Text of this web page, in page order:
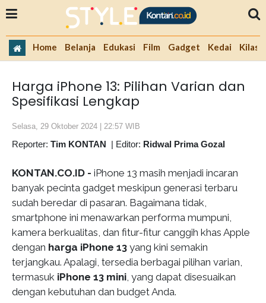
Home Belanja Edukasi Film Gadget Kedai Kilas
Harga iPhone 13: Pilihan Varian dan
Spesifikasi Lengkap
Selasa, 29 Oktober 2024 | 22:57 WIB
Reporter: Tim KONTAN | Editor: Ridwal Prima Gozal
KONTAN.CO.ID - iPhone 13 masih menjadi incaran
banyak pecinta gadget meskipun generasi terbaru
sudah beredar di pasaran. Bagaimana tidak,
smartphone ini menawarkan performa mumpuni,
kamera berkualitas, dan fitur-fitur canggih khas Apple
dengan harga iPhone 13 yang kini semakin
terjangkau. Apalagi, tersedia berbagai pilihan varian,
termasuk iPhone 13 mini, yang dapat disesuaikan
dengan kebutuhan dan budget Anda.